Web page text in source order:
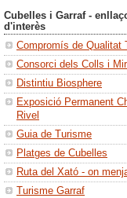
Cubelles i Garraf -
d'interès
Compromís de Qualitat
Consorci dels Colls i
Distintiu Biosphere
Exposició Permanent
Rivel
Guia de Turisme
Platges de Cubelles
Ruta del Xató - on
Turisme Garraf